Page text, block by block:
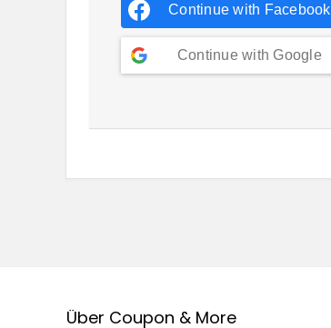
Continue with Facebook
Continue with Google
Über Coupon & More